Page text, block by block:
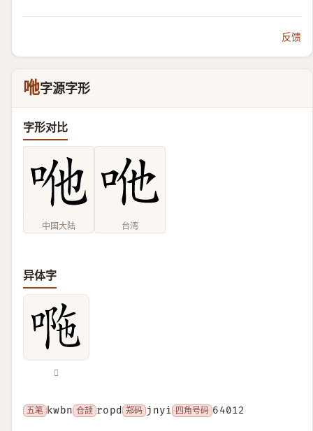
反馈
咃字源字形
字形对比
中国大陆 台湾
异体字
𠴻
五笔 kwbn 仓颉 ropd 郑码 jnyi 四角号码 64012